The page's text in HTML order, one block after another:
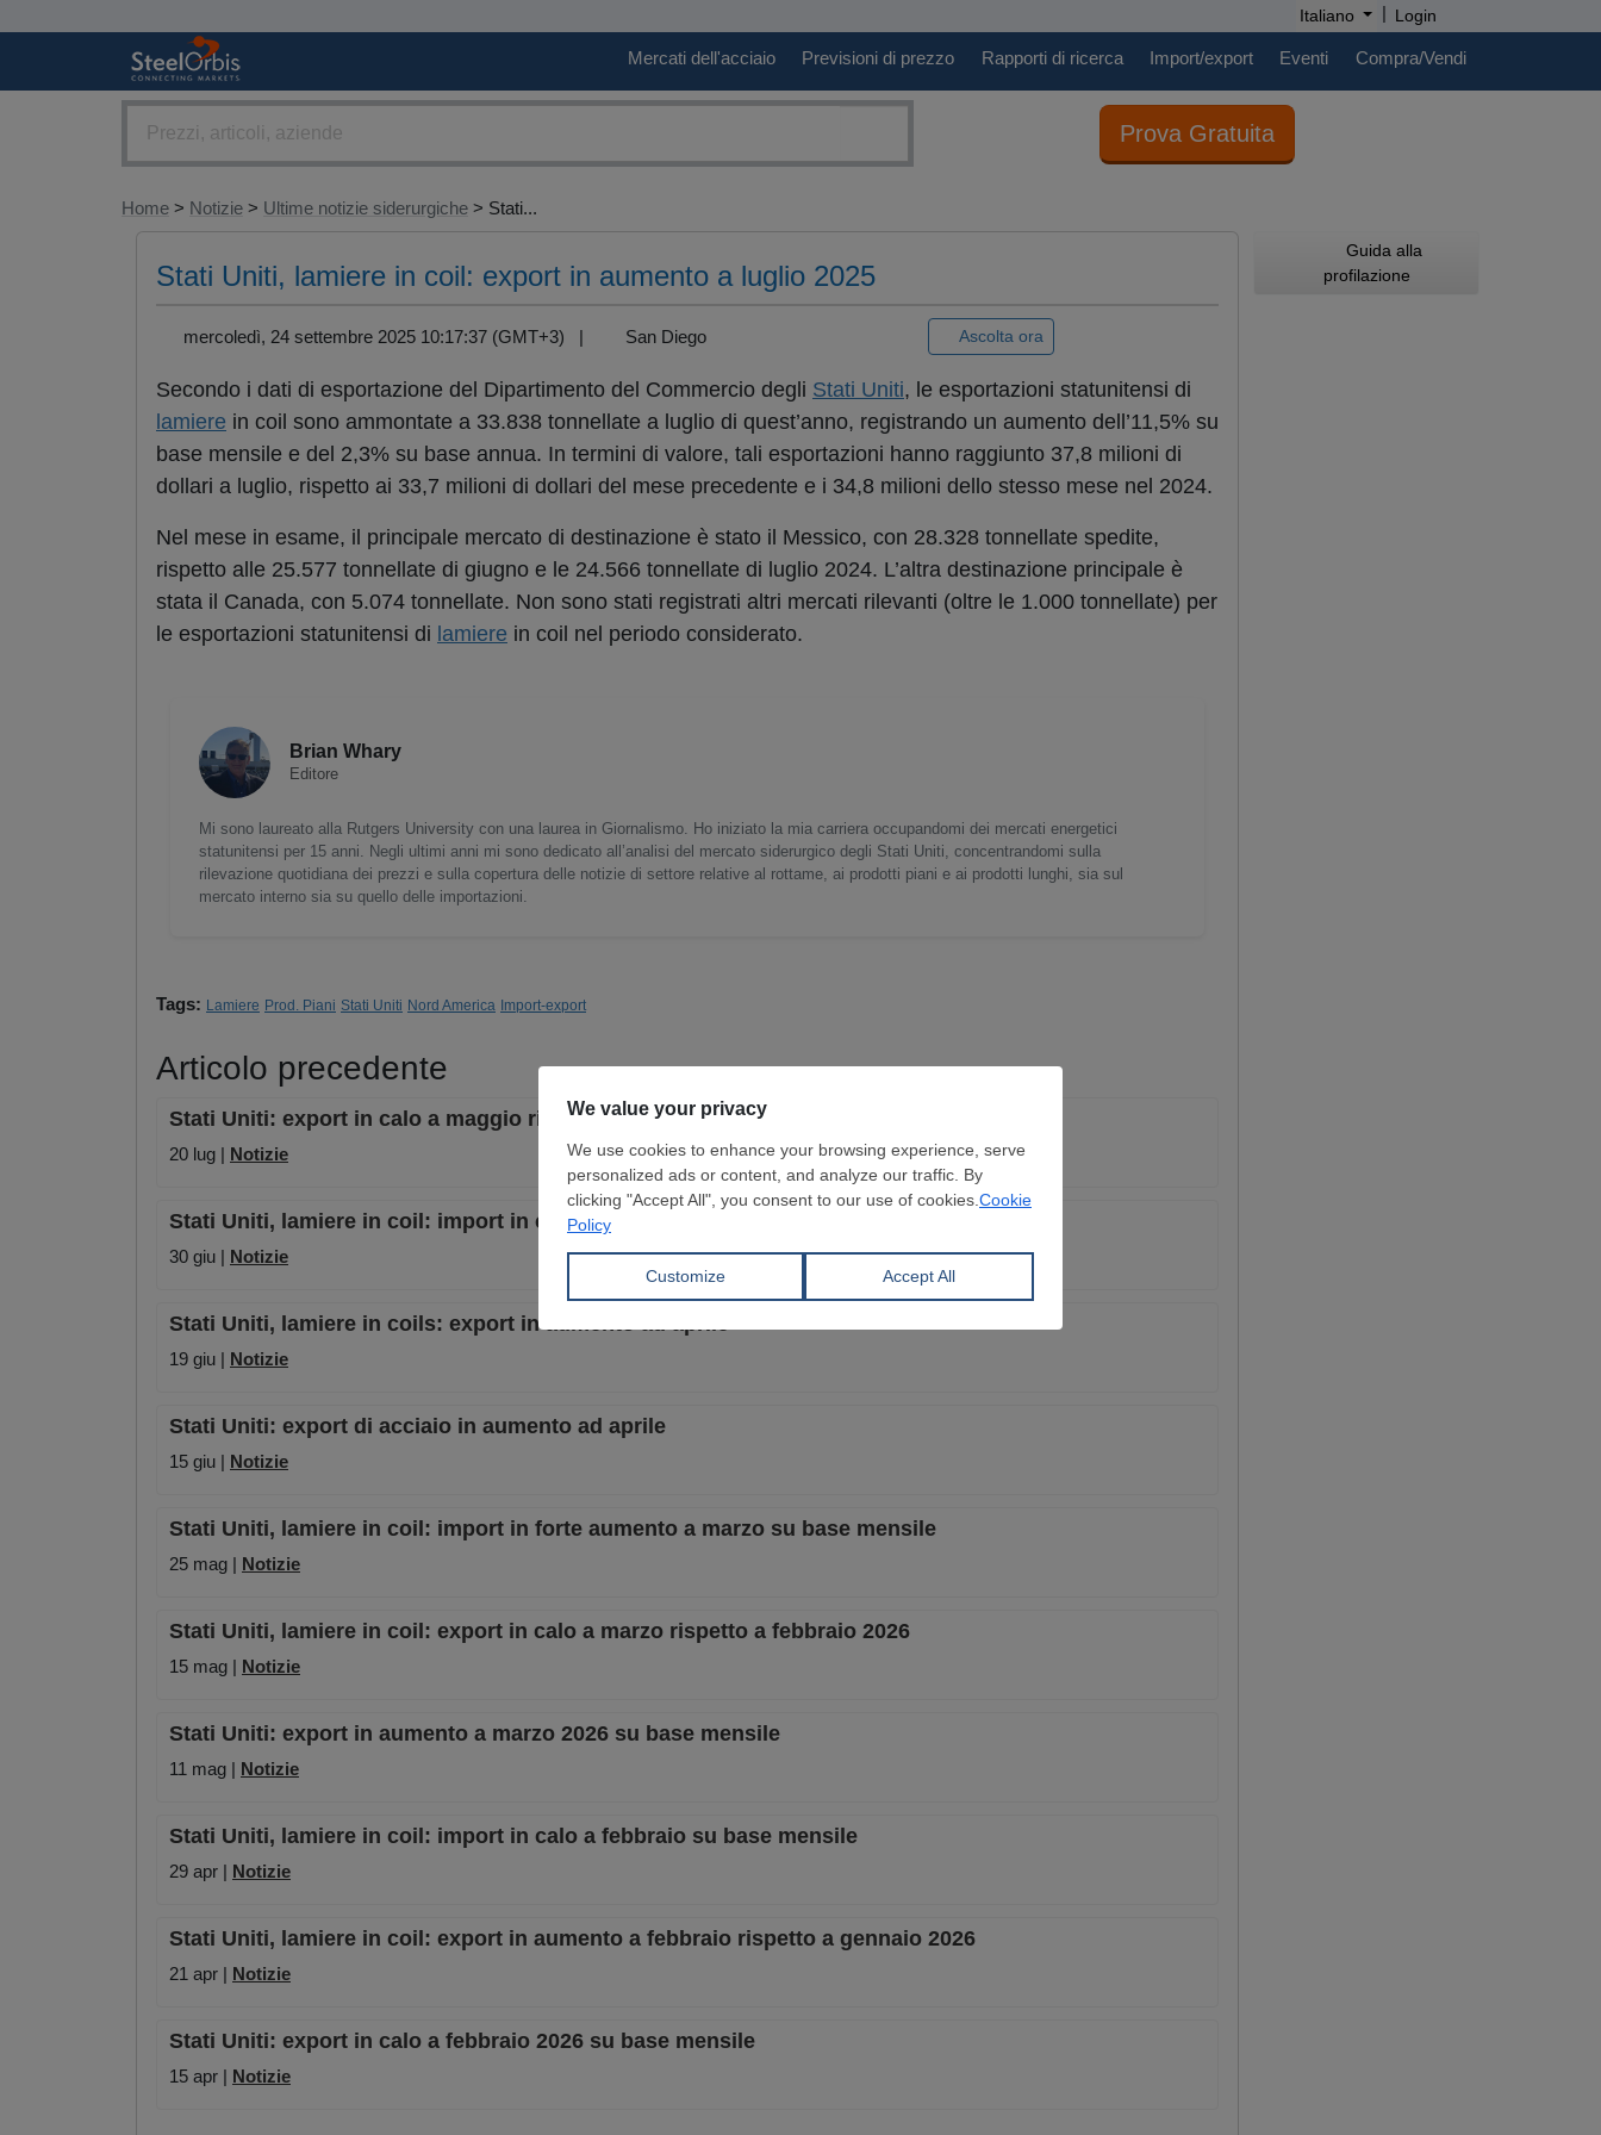
Italiano | Login
Mercati dell'acciaio Previsioni di prezzo Rapporti di ricerca Import/export Eventi Compra/Vendi
Prova Gratuita
Home > Notizie > Ultime notizie siderurgiche > Stati...
Stati Uniti, lamiere in coil: export in aumento a luglio 2025
mercoledì, 24 settembre 2025 10:17:37 (GMT+3) | San Diego Ascolta ora
Secondo i dati di esportazione del Dipartimento del Commercio degli Stati Uniti, le esportazioni statunitensi di
lamiere in coil sono ammontate a 33.838 tonnellate a luglio di quest’anno, registrando un aumento dell’11,5% su
base mensile e del 2,3% su base annua. In termini di valore, tali esportazioni hanno raggiunto 37,8 milioni di
dollari a luglio, rispetto ai 33,7 milioni di dollari del mese precedente e i 34,8 milioni dello stesso mese nel 2024.
Nel mese in esame, il principale mercato di destinazione è stato il Messico, con 28.328 tonnellate spedite,
rispetto alle 25.577 tonnellate di giugno e le 24.566 tonnellate di luglio 2024. L’altra destinazione principale è
stata il Canada, con 5.074 tonnellate. Non sono stati registrati altri mercati rilevanti (oltre le 1.000 tonnellate) per
le esportazioni statunitensi di lamiere in coil nel periodo considerato.
Brian Whary
Editore
Mi sono laureato alla Rutgers University con una laurea in Giornalismo. Ho iniziato la mia carriera occupandomi dei mercati energetici
statunitensi per 15 anni. Negli ultimi anni mi sono dedicato all’analisi del mercato siderurgico degli Stati Uniti, concentrandomi sulla
rilevazione quotidiana dei prezzi e sulla copertura delle notizie di settore relative al rottame, ai prodotti piani e ai prodotti lunghi, sia sul
mercato interno sia su quello delle importazioni.
Tags: Lamiere Prod. Piani Stati Uniti Nord America Import-export
Articolo precedente
Stati Uniti: export in calo a maggio rispetto ad aprile
20 lug | Notizie
Stati Uniti, lamiere in coil: import in calo ad aprile su base mensile
30 giu | Notizie
Stati Uniti, lamiere in coils: export in aumento ad aprile
19 giu | Notizie
Stati Uniti: export di acciaio in aumento ad aprile
15 giu | Notizie
Stati Uniti, lamiere in coil: import in forte aumento a marzo su base mensile
25 mag | Notizie
Stati Uniti, lamiere in coil: export in calo a marzo rispetto a febbraio 2026
15 mag | Notizie
Stati Uniti: export in aumento a marzo 2026 su base mensile
11 mag | Notizie
Stati Uniti, lamiere in coil: import in calo a febbraio su base mensile
29 apr | Notizie
Stati Uniti, lamiere in coil: export in aumento a febbraio rispetto a gennaio 2026
21 apr | Notizie
Stati Uniti: export in calo a febbraio 2026 su base mensile
15 apr | Notizie
Guida alla
profilazione